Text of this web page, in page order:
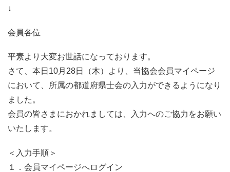
↓
会員各位
平素より大変お世話になっております。
さて、本日10月28日（木）より、当協会会員マイページ
において、所属の都道府県士会の入力ができるようになり
ました。
会員の皆さまにおかれましては、入力へのご協力をお願い
いたします。
＜入力手順＞
１．会員マイページへログイン